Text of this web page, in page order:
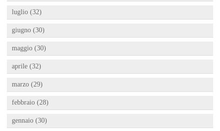
luglio (32)
giugno (30)
maggio (30)
aprile (32)
marzo (29)
febbraio (28)
gennaio (30)